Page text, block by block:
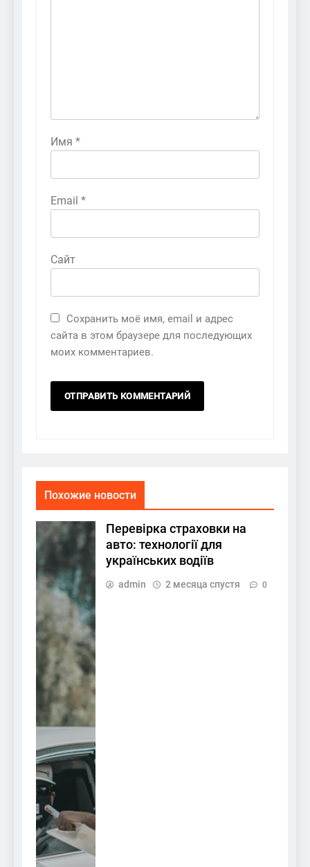
Имя *
Email *
Сайт
Сохранить моё имя, email и адрес
сайта в этом браузере для последующих
моих комментариев.
Похожие новости
Перевірка страховки на
авто: технології для
українських водіїв
admin 2 месяца спустя 0